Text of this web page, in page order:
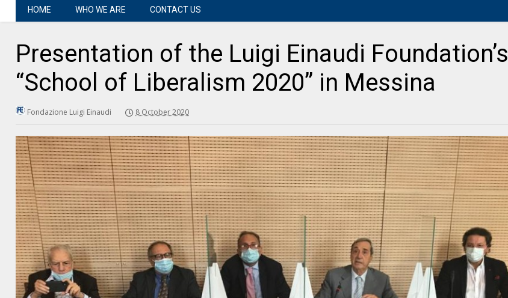
HOME WHO WE ARE CONTACT US
Presentation of the Luigi Einaudi Foundation’s
“School of Liberalism 2020” in Messina
Fondazione Luigi Einaudi 8 October 2020